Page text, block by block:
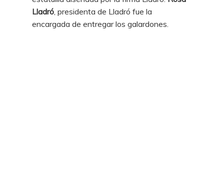
Lladró , presidenta de Lladró fue la
encargada de entregar los galardones.